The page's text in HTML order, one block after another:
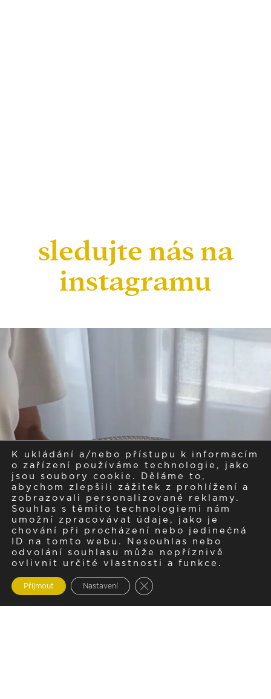
sledujte nás na
instagramu
K ukládání a/nebo přístupu k informacím
o zařízení používáme technologie, jako
jsou soubory cookie. Děláme to,
abychom zlepšili zážitek z prohlížení a
zobrazovali personalizované reklamy.
Souhlas s těmito technologiemi nám
umožní zpracovávat údaje, jako je
chování při procházení nebo jedinečná
ID na tomto webu. Nesouhlas nebo
odvolání souhlasu může nepříznivě
ovlivnit určité vlastnosti a funkce.
Přijmout Nastavení Zavřít cookie lištu GDPR